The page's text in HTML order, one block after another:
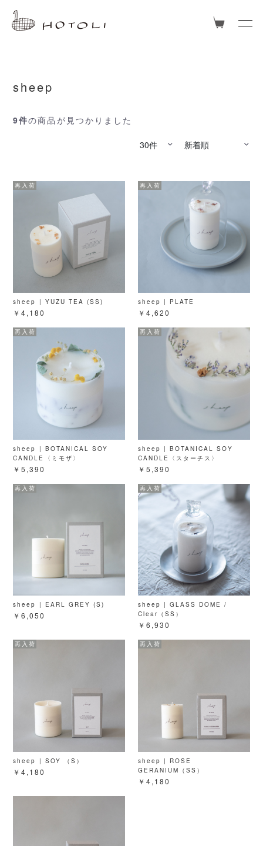
sheep
9件の商品が見つかりました
sheep | YUZU TEA (SS)
￥4,180
sheep | PLATE
￥4,620
sheep | BOTANICAL SOY
CANDLE〈ミモザ〉
￥5,390
sheep | BOTANICAL SOY
CANDLE〈スターチス〉
￥5,390
sheep | EARL GREY (S)
￥6,050
sheep | GLASS DOME /
Clear（SS）
￥6,930
sheep | SOY （S）
￥4,180
sheep | ROSE
GERANIUM（SS）
￥4,180